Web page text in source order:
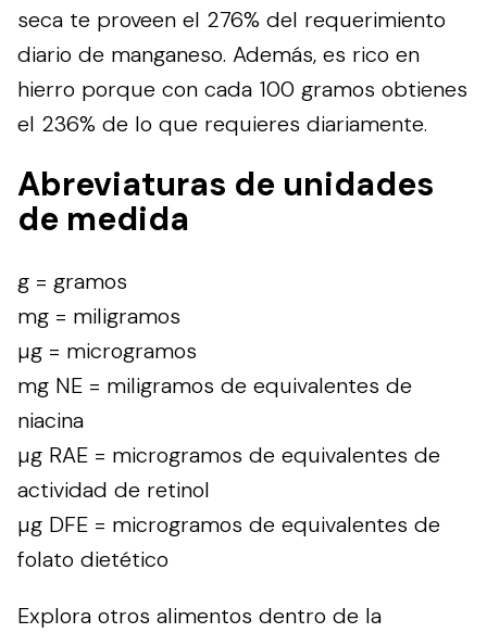
seca te proveen el 276% del requerimiento
diario de manganeso. Además, es rico en
hierro porque con cada 100 gramos obtienes
el 236% de lo que requieres diariamente.
Abreviaturas de unidades
de medida
g = gramos
mg = miligramos
µg = microgramos
mg NE = miligramos de equivalentes de
niacina
µg RAE = microgramos de equivalentes de
actividad de retinol
µg DFE = microgramos de equivalentes de
folato dietético
Explora otros alimentos dentro de la